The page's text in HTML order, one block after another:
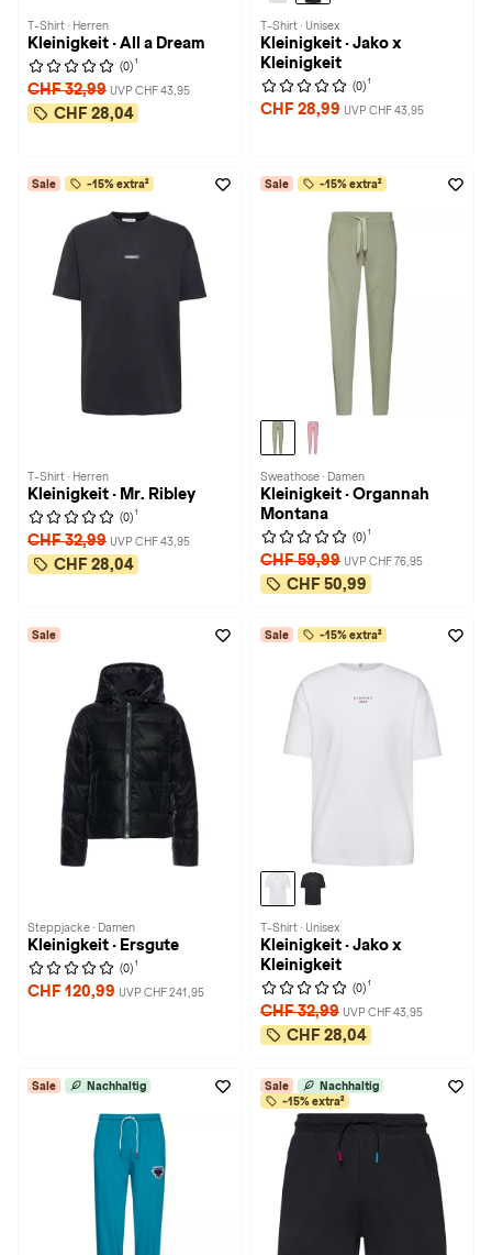
T-Shirt · Herren
Kleinigkeit · All a Dream
(0) 1
CHF 32,99 UVP CHF 43,95
CHF 28,04
T-Shirt · Unisex
Kleinigkeit · Jako x
Kleinigkeit
(0) 1
CHF 28,99 UVP CHF 43,95
Sale -15% extra²
T-Shirt · Herren
Kleinigkeit · Mr. Ribley
(0) 1
CHF 32,99 UVP CHF 43,95
CHF 28,04
Sale -15% extra²
Sweathose · Damen
Kleinigkeit · Organnah
Montana
(0) 1
CHF 59,99 UVP CHF 76,95
CHF 50,99
Sale
Steppjacke · Damen
Kleinigkeit · Ersgute
(0) 1
CHF 120,99 UVP CHF 241,95
Sale -15% extra²
T-Shirt · Unisex
Kleinigkeit · Jako x
Kleinigkeit
(0) 1
CHF 32,99 UVP CHF 43,95
CHF 28,04
Sale Nachhaltig Sale
Nachhaltig
-15% extra²